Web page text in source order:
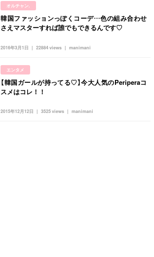
オルチャン.
2016年3月1日 manimani
22884 views
韓国ファッションっぽくコーデ…色の組み合わせ
さえマスターすれば誰でもできるんです♡
エンタメ
2015年12月12日 manimani
3525 views
【韓国ガールが持ってる♡】今大人気のPeriperaコ
スメはコレ！！